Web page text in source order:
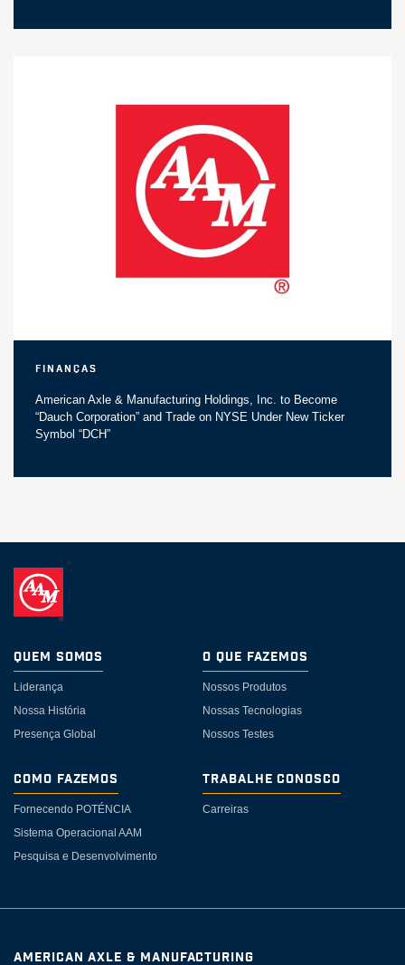
Finanças
American Axle & Manufacturing Holdings, Inc. to Become
“Dauch Corporation” and Trade on NYSE Under New Ticker
Symbol “DCH”
Quem somos
Liderança
Nossa História
Presença Global
O Que Fazemos
Nossos Produtos
Nossas Tecnologias
Nossos Testes
Como Fazemos
Fornecendo POTÉNCIA
Sistema Operacional AAM
Pesquisa e Desenvolvimento
Trabalhe Conosco
Carreiras
AMERICAN AXLE & MANUFACTURING